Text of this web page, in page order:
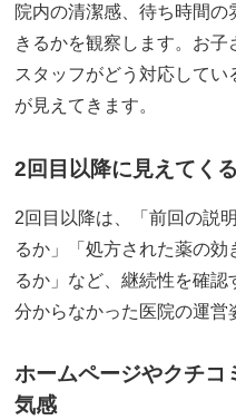
院内の清潔感、待ち時間
きるかを観察します。お子
スタッフがどう対応して
が見えてきます。
2回目以降に見えてく
2回目以降は、「前回の説
るか」「処方された薬の
るか」など、継続性を確
分からなかった医院の運営
ホームページやクチコ
気感